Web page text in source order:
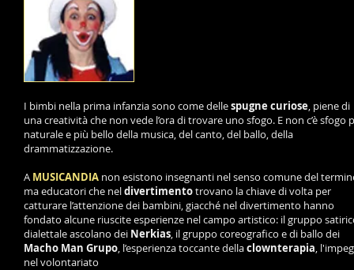
I bimbi nella prima infanzia sono come dellespugne curiose, piene di
una creatività che non vede l’ora di trovare uno sfogo. E non c’è sfogo
naturale e più bello della musica, del canto, del ballo, della
drammatizzazione.
A MUSICANDIA non esistono insegnanti nel senso comune del
ma educatori che neldivertimentotrovano la chiave di volta per
catturare l’attenzione dei bambini, giacché nel divertimento hanno
fondato alcune riuscite esperienze nel campo artistico: il gruppo
dialettale ascolano dei Nerkias, il gruppo coreografico e di ballo dei
Macho Man Grupo, l’esperienza toccante dellaclownterapia,
nel volontariato